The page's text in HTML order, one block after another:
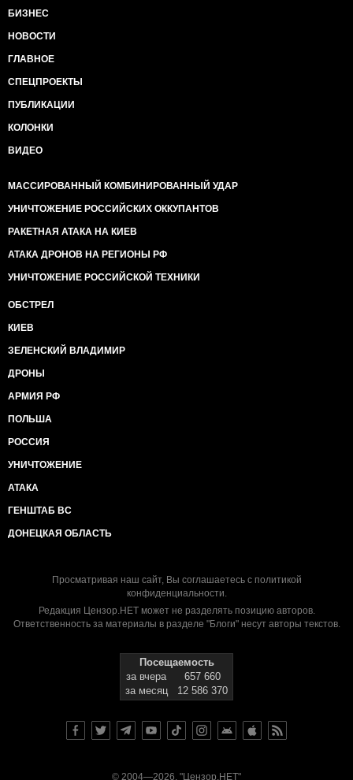
БИЗНЕС
НОВОСТИ
ГЛАВНОЕ
СПЕЦПРОЕКТЫ
ПУБЛИКАЦИИ
КОЛОНКИ
ВИДЕО
МАССИРОВАННЫЙ КОМБИНИРОВАННЫЙ УДАР
УНИЧТОЖЕНИЕ РОССИЙСКИХ ОККУПАНТОВ
РАКЕТНАЯ АТАКА НА КИЕВ
АТАКА ДРОНОВ НА РЕГИОНЫ РФ
УНИЧТОЖЕНИЕ РОССИЙСКОЙ ТЕХНИКИ
ОБСТРЕЛ
КИЕВ
ЗЕЛЕНСКИЙ ВЛАДИМИР
ДРОНЫ
АРМИЯ РФ
ПОЛЬША
РОССИЯ
УНИЧТОЖЕНИЕ
АТАКА
ГЕНШТАБ ВС
ДОНЕЦКАЯ ОБЛАСТЬ
Просматривая наш сайт, Вы соглашаетесь с политикой
конфиденциальности.
Редакция Цензор.НЕТ может не разделять позицию авторов.
Ответственность за материалы в разделе "Блоги" несут авторы текстов.
Посещаемость
за вчера
657 660
за месяц
12 586 370
© 2004—2026, "Цензор.НЕТ"